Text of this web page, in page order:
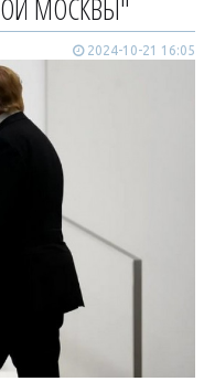
МОСКВЫ"
2024-10-21 16:05